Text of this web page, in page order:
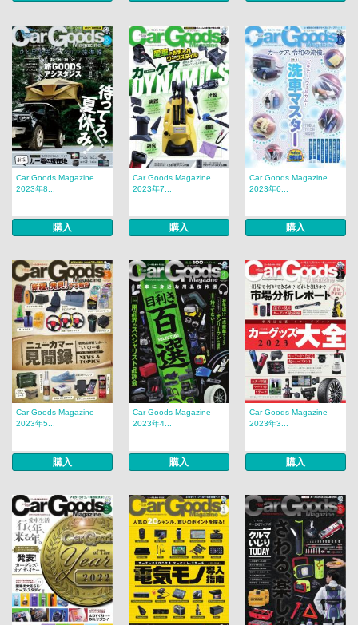
Car Goods Magazine
2023年8...
購入
Car Goods Magazine
2023年7...
購入
Car Goods Magazine
2023年6...
購入
Car Goods Magazine
2023年5...
購入
Car Goods Magazine
2023年4...
購入
Car Goods Magazine
2023年3...
購入